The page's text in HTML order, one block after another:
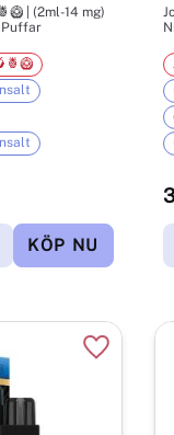
| (2ml-14 mg)
Lägg till